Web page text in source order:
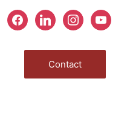
facebooklinkedininstagramyoutube
Contact